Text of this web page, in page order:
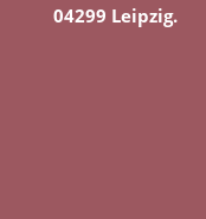
04299 Leipzig.